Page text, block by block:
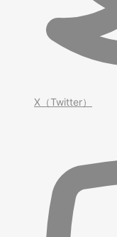
X（Twitter）